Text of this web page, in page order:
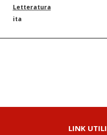
Letteratura
ita
LINK UTILI